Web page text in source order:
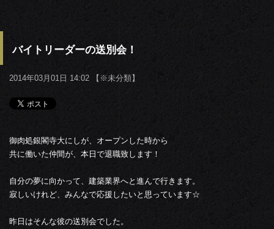
バイトリーダーの送別会！
2014年03月01日 14:02 【 ※未分類】
御肉処銀閣寺大にしが、オープンした時から
共に働いた仲間が、本日で退職致します！
自分の夢に向かって、建築業界へと進んで行きます。
寂しいけれど、みんなで応援したいと思っています☆
昨日はそんな彼の送別会でした。